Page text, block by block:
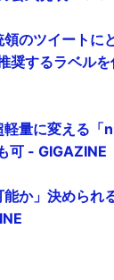
のツイートに
奨するラベル
量に変える「
可 - GIGAZINE
か」決められ